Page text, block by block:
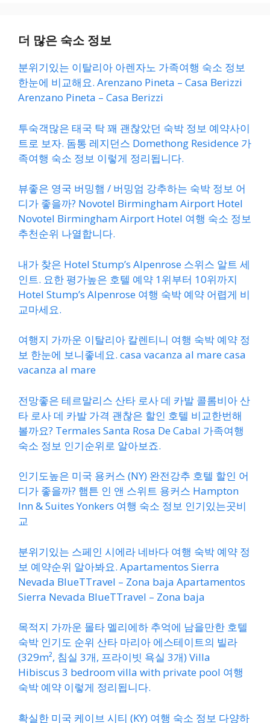
더 많은 숙소 정보
분위기있는 이탈리아 아렌자노 가족여행 숙소 정보
한눈에 비교해요. Arenzano Pineta – Casa Berizzi
Arenzano Pineta – Casa Berizzi
투숙객많은 태국 탁 꽤 괜찮았던 숙박 정보 예약사이
트로 보자. 돔통 레지던스 Domethong Residence 가
족여행 숙소 정보 이렇게 정리됩니다.
뷰좋은 영국 버밍햄 / 버밍엄 강추하는 숙박 정보 어
디가 좋을까? Novotel Birmingham Airport Hotel
Novotel Birmingham Airport Hotel 여행 숙소 정보
추천순위 나열합니다.
내가 찾은 Hotel Stump’s Alpenrose 스위스 알트 세
인트. 요한 평가높은 호텔 예약 1위부터 10위까지
Hotel Stump’s Alpenrose 여행 숙박 예약 어렵게 비
교마세요.
여행지 가까운 이탈리아 칼렌티니 여행 숙박 예약 정
보 한눈에 보니좋네요. casa vacanza al mare casa
vacanza al mare
전망좋은 테르말리스 산타 로사 데 카발 콜롬비아 산
타 로사 데 카발 가격 괜찮은 할인 호텔 비교한번해
볼까요? Termales Santa Rosa De Cabal 가족여행
숙소 정보 인기순위로 알아보죠.
인기도높은 미국 용커스 (NY) 완전강추 호텔 할인 어
디가 좋을까? 햄튼 인 앤 스위트 용커스 Hampton
Inn & Suites Yonkers 여행 숙소 정보 인기있는곳비
교
분위기있는 스페인 시에라 네바다 여행 숙박 예약 정
보 예약순위 알아봐요. Apartamentos Sierra
Nevada BlueTTravel – Zona baja Apartamentos
Sierra Nevada BlueTTravel – Zona baja
목적지 가까운 몰타 멜리에하 추억에 남을만한 호텔
숙박 인기도 순위 산타 마리아 에스테이트의 빌라
(329m², 침실 3개, 프라이빗 욕실 3개) Villa
Hibiscus 3 bedroom villa with private pool 여행
숙박 예약 이렇게 정리됩니다.
확실한 미국 케이브 시티 (KY) 여행 숙소 정보 다양하